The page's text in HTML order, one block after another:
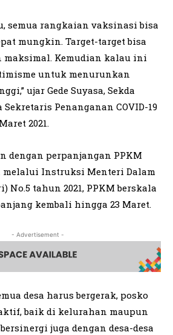
semua rangkaian vaksinasi bisa
mungkin. Target-target bisa
maksimal. Kemudian kalau ini
untuk menurunkan
ujar Gede Suyasa, Sekda
Penanganan COVID-19
2021.
dengan perpanjangan PPKM
melalui Instruksi Menteri Dalam
No.5 tahun 2021, PPKM berskala
kembali hingga 23 Maret.
- Advertisement -
desa harus bergerak, posko
baik di kelurahan maupun
juga dengan desa-desa